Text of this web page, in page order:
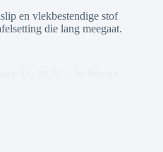
en vlekbestendige stof
die lang meegaat.